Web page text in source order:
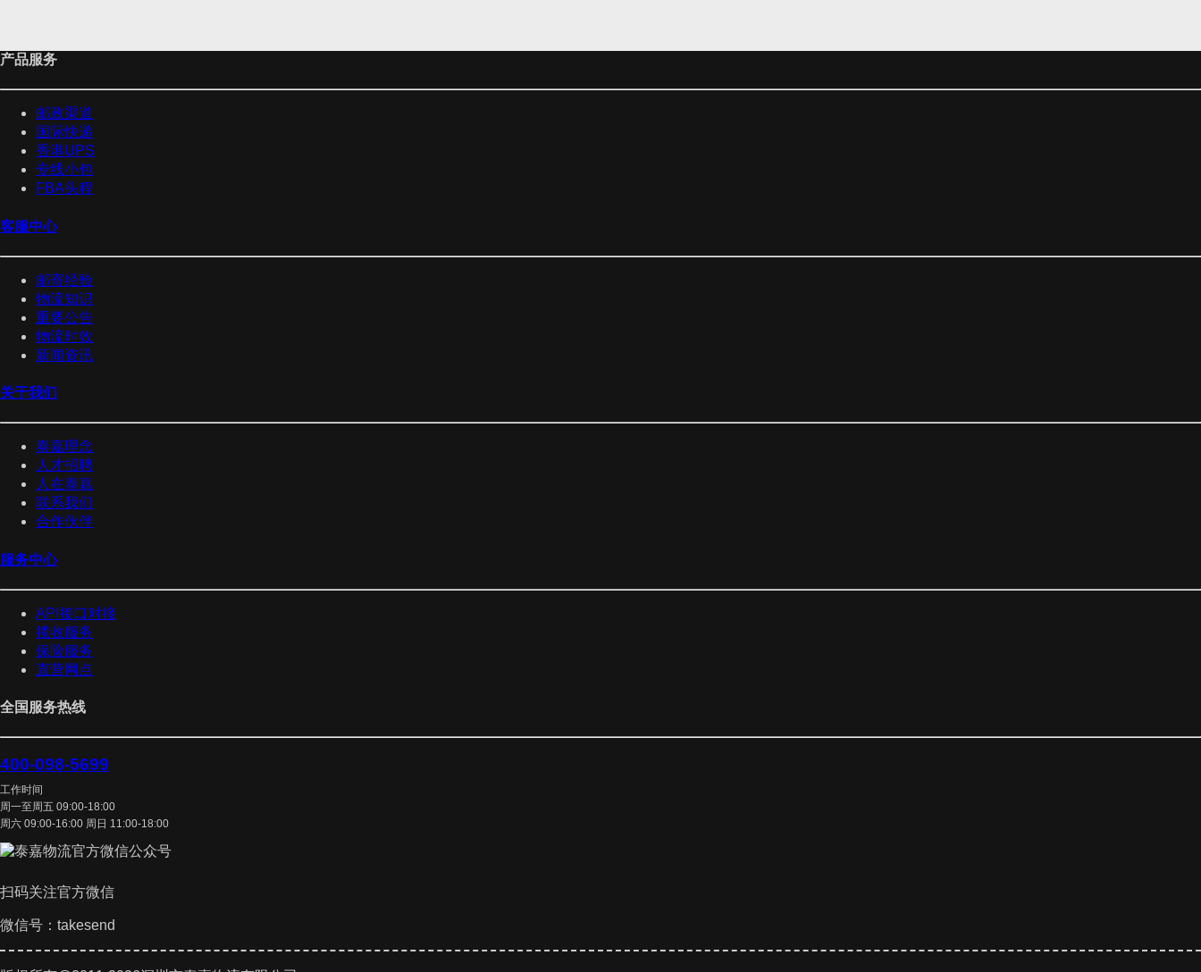
产品服务
邮政渠道
国际快递
香港UPS
专线小包
FBA头程
客服中心
邮寄经验
物流知识
重要公告
物流时效
新闻资讯
关于我们
泰嘉理念
人才招聘
人在泰嘉
联系我们
合作伙伴
服务中心
API接口对接
揽收服务
保险服务
直营网点
全国服务热线
400-098-5699
工作时间
周一至周五 09:00-18:00
周六 09:00-16:00 周日 11:00-18:00
扫码关注官方微信
微信号：takesend